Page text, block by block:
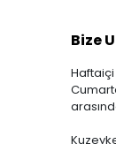
Bize
Haftaiçi